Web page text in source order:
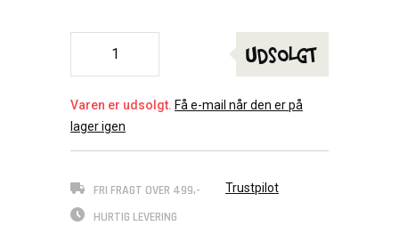
Udsolgt
Varen er udsolgt. Få e-mail når den er på
lager igen
FRI FRAGT OVER 499,-
HURTIG LEVERING
Trustpilot